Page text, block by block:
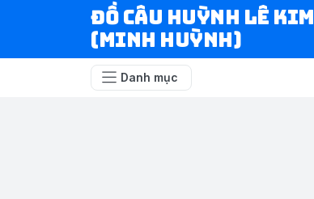
ĐỒ CÂU HUỲNH LÊ KIM
(MINH HUỲNH)
Danh mục